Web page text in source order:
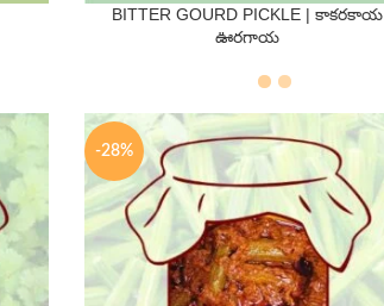
QTY
BITTER GOURD PICKLE | కాకరకాయ
ఊరగాయ
-28%